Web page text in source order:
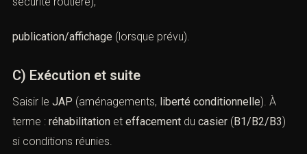
publication/affichage (lorsque prévu).
C) Exécution et suite
Saisir le JAP (aménagements, liberté conditionnelle). À
terme : réhabilitation et effacement du casier (B1/B2/B3)
si conditions réunies.